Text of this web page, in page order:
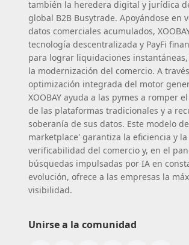
también la heredera digital y jurídica
global B2B Busytrade. Apoyándose en
datos comerciales acumulados,
tecnología descentralizada y PayFi
para lograr liquidaciones
la modernización del comercio. A
optimización integrada del motor
XOOBAY ayuda a las pymes a romper
de las plataformas tradicionales y a
soberanía de sus datos. Este modelo de
marketplace' garantiza la eficiencia y la
verificabilidad del comercio y, en el
búsquedas impulsadas por IA en
evolución, ofrece a las empresas la
visibilidad.
Unirse a la comunidad